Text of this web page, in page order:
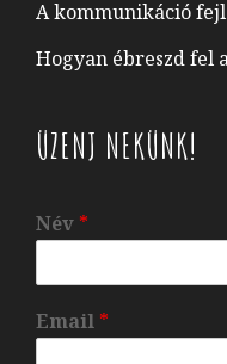
A kommunikáció
Hogyan ébreszd fel
ÜZENJ NEKÜNK!
Név *
Email *